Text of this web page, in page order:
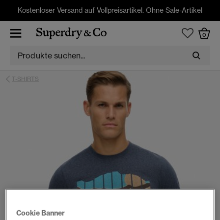
Kostenloser Versand auf Vollpreisartikel. Ohne Sale-Artikel
0
T-SHIRTS
Cookie Banner